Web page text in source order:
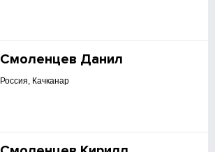
Смоленцев Данил
Россия, Качканар